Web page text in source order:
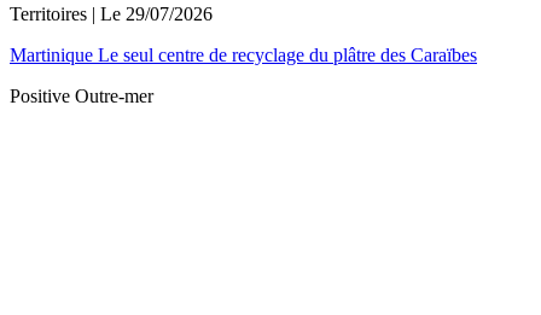
Territoires | Le 29/07/2026
Martinique Le seul centre de recyclage du plâtre des Caraïbes
Positive Outre-mer